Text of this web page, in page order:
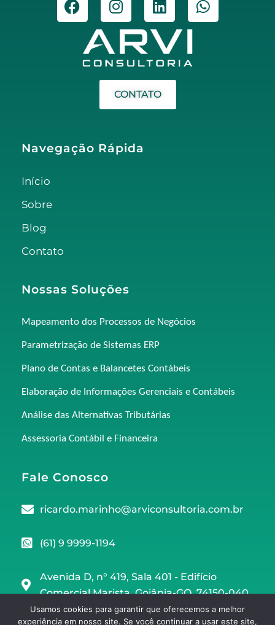
CONTATO
Navegação Rápida
Início
Sobre
Blog
Contato
Nossas Soluções
Mapeamento dos Processos de Negócios
Parametrização de Sistemas ERP
Plano de Contas e Balancetes Contábeis
Elaboração de Informações Gerenciais e Contábeis
Análise das Alternativas Tributárias
Assessoria Contábil e Financeira
Fale Conosco
ricardo.marinho@arviconsultoria.com.br
(61) 9 9999-1194
Avenida D, n° 419, Sala 401 - Edifício
Comercial Marista, Goiânia-GO, 74150-040
Usamos cookies para garantir que oferecemos a melhor
experiência em nosso site. Se você continuar a usar este site,